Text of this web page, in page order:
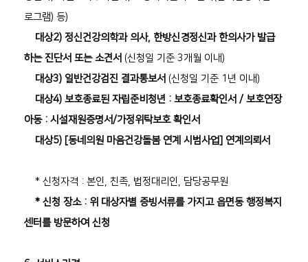
로그램) 등)
대상2) 정신건강의학과 의사, 한방신경정신과 한의사가 발급
하는 진단서 또는 소견서 (신청일 기준 3개월 이내)
대상3) 일반건강검진 결과통보서 (신청일 기준 1년 이내)
대상4) 보호종료된 자립준비청년 : 보호종료확인서 / 보호연장
아동 : 시설재원증명서/가정위탁보호 확인서
대상5) [동네의원 마음건강돌봄 연계 시범사업] 연계의뢰서
* 신청자격 : 본인, 친족, 법정대리인, 담당공무원
* 신청 장소 : 위 대상자별 증빙서류를 가지고 읍면동 행정복지
센터를 방문하여 신청